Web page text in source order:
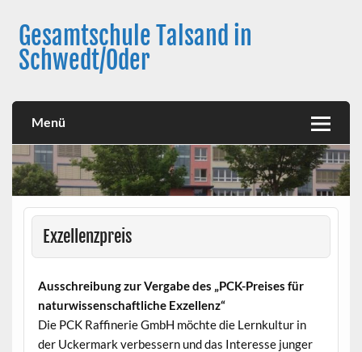
contentGesamtschule Talsand in
Schwedt/Oder
Menü
Exzellenzpreis
Ausschreibung zur Vergabe des „PCK-Preises für
naturwissenschaftliche Exzellenz“
Die PCK Raffinerie GmbH möchte die Lernkultur in
der Uckermark verbessern und das Interesse junger